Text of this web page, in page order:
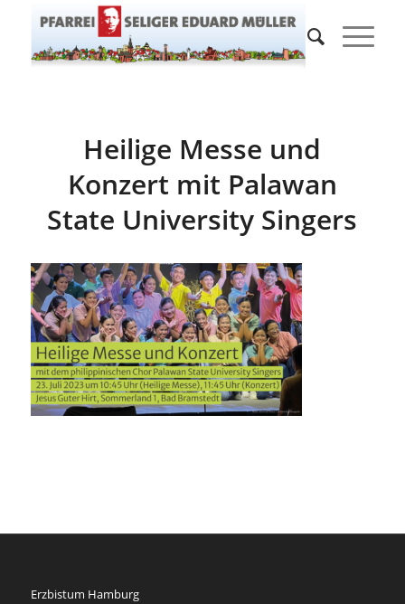
Heilige Messe und
Konzert mit Palawan
State University Singers
Erzbistum Hamburg